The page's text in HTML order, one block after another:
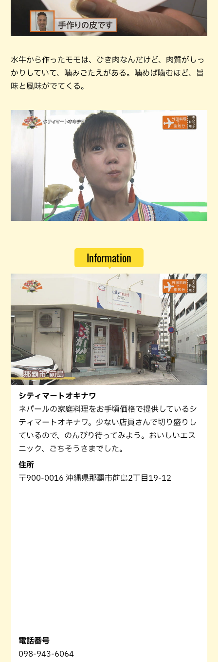
水牛から作ったモモは、ひき肉なんだけど、肉質がしっ
かりしていて、噛みごたえがある。噛めば噛むほど、旨
味と風味がでてくる。
Information
シティマートオキナワ
ネパールの家庭料理をお手頃価格で提供しているシ
ティマートオキナワ。少ない店員さんで切り盛りし
ているので、のんびり待ってみよう。おいしいエス
ニック、ごちそうさまでした。
住所
〒900-0016 沖縄県那覇市前島2丁目19-12
電話番号
098-943-6064